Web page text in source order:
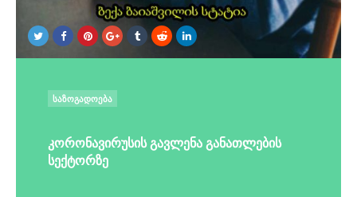
POSTED
IN
ᲡᲐᲖᲝᲒᲐᲓᲝᲔᲑᲐ
კორონავირუსის გავლენა განათლების
სექტორზე